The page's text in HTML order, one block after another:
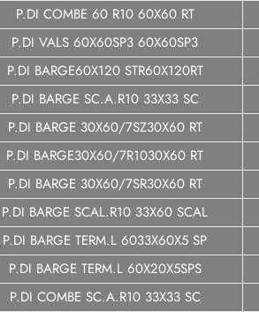
P.DI COMBE 60 R10 60X60 RT
P.DI VALS 60X60SP3 60X60SP3
P.DI BARGE60X120 STR60X120RT
P.DI BARGE SC.A.R10 33X33 SC
P.DI BARGE 30X60/7SZ30X60 RT
P.DI BARGE30X60/7R1030X60 RT
P.DI BARGE 30X60/7SR30X60 RT
P.DI BARGE SCAL.R10 33X60 SCAL
P.DI BARGE TERM.L 6033X60X5 SP
P.DI BARGE TERM.L 60X20X5SPS
P.DI COMBE SC.A.R10 33X33 SC